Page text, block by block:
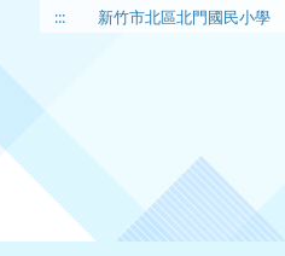
::: 新竹市北區北門國民小學